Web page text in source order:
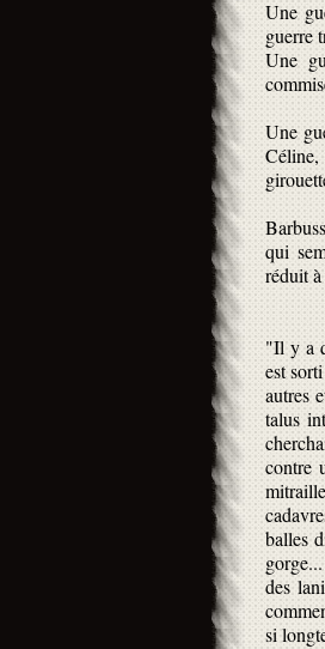
Une
guerre
Une
Une
Céline,
qui
réduit
"Il y a
est
autres
talus
contre
balles
des
si